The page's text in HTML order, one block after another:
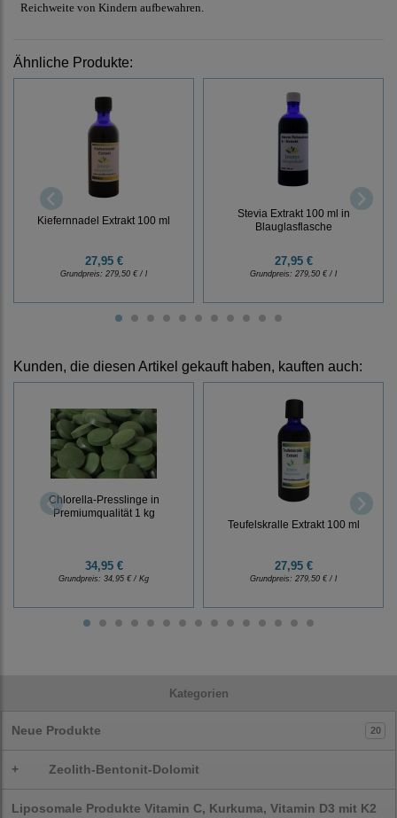
Kategorien
Neue Produkte 20
+ Zeolith-Bentonit-Dolomit
Liposomale Produkte Vitamin C, Kurkuma, Vitamin D3 mit K2
Reichweite von Kindern aufbewahren.
Ähnliche Produkte:
Kiefernnadel Extrakt 100 ml
27,95 €
Grundpreis: 279,50 € / l
Stevia Extrakt 100 ml in
Blauglasflasche
27,95 €
Grundpreis: 279,50 € / l
Kunden, die diesen Artikel gekauft haben, kauften auch:
Chlorella-Presslinge in
Premiumqualität 1 kg
34,95 €
Grundpreis: 34,95 € / Kg
Teufelskralle Extrakt 100 ml
27,95 €
Grundpreis: 279,50 € / l